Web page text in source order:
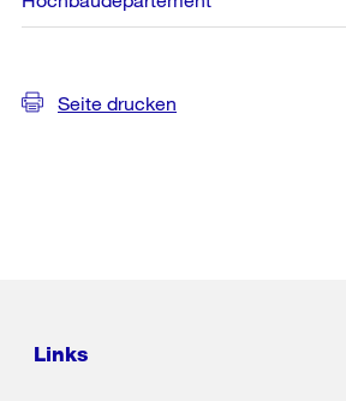
Seite drucken
Links